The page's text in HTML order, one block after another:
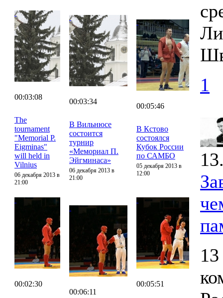
00:03:08
The
tournament
"Memorial P.
Eigminas"
will held in
Vilnius
06 декабря 2013 в
21:00
00:03:34
В Вильнюсе
состоится
турнир
«Мемориал П.
Эйгминаса»
06 декабря 2013 в
21:00
00:05:46
В Кстово
состоялся
Кубок России
по САМБО
05 декабря 2013 в
12:00
00:02:30
00:06:11
00:05:51
1